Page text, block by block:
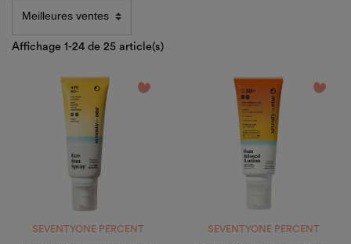
Affichage 1-24 de 25 article(s)
favorite_border
SEVENTYONE PERCENT
favorite_border
SEVENTYONE PERCENT